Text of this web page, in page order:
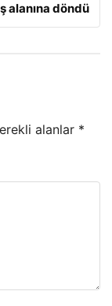
alanına döndü
alanlar *